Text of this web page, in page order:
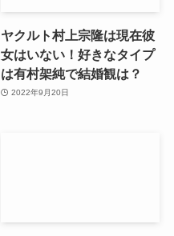
ヤクルト村上宗隆は現在彼
女はいない！好きなタイプ
は有村架純で結婚観は？
2022年9月20日